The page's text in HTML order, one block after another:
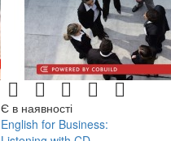
Є в наявності
English for Business: